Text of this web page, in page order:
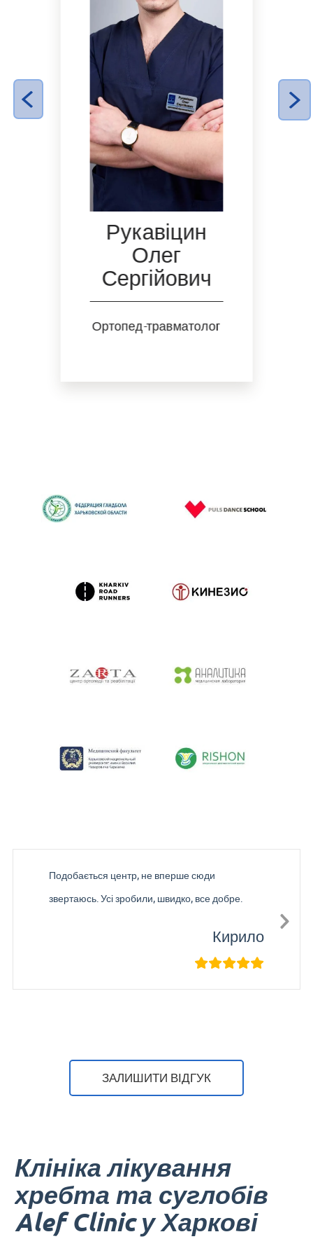
Рукавіцин
Олег
Сергійович
Ортопед-травматолог
Подобається центр, не вперше сюди
звертаюсь. Усі зробили, швидко, все добре.
Кирило
ЗАЛИШИТИ ВІДГУК
Клініка лікування
хребта та суглобів
Alef Clinic у Харкові